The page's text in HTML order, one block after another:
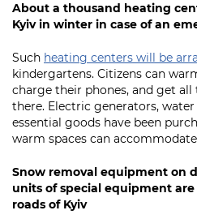
About a thousand heating
Kyiv in winter in case of an
Such heating centers will be
kindergartens. Citizens can
charge their phones, and get all
there. Electric generators,
essential goods have been
warm spaces can
Snow removal equipment on
units of special equipment
roads of Kyiv